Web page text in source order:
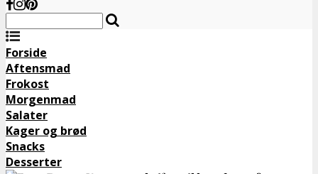
Forside
Aftensmad
Frokost
Morgenmad
Salater
Kager og brød
Snacks
Desserter